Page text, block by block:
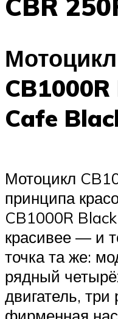
Cafe
Мотоцикл
принципа
CB1000R
красивее — и
точка та же:
рядный
двигатель,